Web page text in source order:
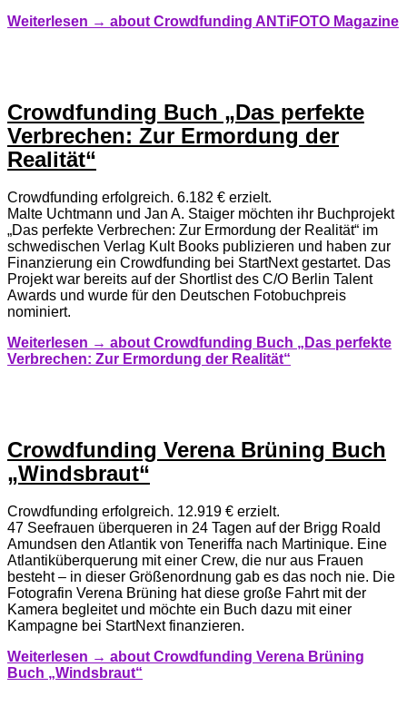
Weiterlesen → about Crowdfunding ANTiFOTO Magazine
Crowdfunding Buch „Das perfekte
Verbrechen: Zur Ermordung der
Realität“
Crowdfunding erfolgreich. 6.182 € erzielt.
Malte Uchtmann und Jan A. Staiger möchten ihr Buchprojekt
„Das perfekte Verbrechen: Zur Ermordung der Realität“ im
schwedischen Verlag Kult Books publizieren und haben zur
Finanzierung ein Crowdfunding bei StartNext gestartet. Das
Projekt war bereits auf der Shortlist des C/O Berlin Talent
Awards und wurde für den Deutschen Fotobuchpreis
nominiert.
Weiterlesen → about Crowdfunding Buch „Das perfekte
Verbrechen: Zur Ermordung der Realität“
Crowdfunding Verena Brüning Buch
„Windsbraut“
Crowdfunding erfolgreich. 12.919 € erzielt.
47 Seefrauen überqueren in 24 Tagen auf der Brigg Roald
Amundsen den Atlantik von Teneriffa nach Martinique. Eine
Atlantiküberquerung mit einer Crew, die nur aus Frauen
besteht – in dieser Größenordnung gab es das noch nie. Die
Fotografin Verena Brüning hat diese große Fahrt mit der
Kamera begleitet und möchte ein Buch dazu mit einer
Kampagne bei StartNext finanzieren.
Weiterlesen → about Crowdfunding Verena Brüning
Buch „Windsbraut“